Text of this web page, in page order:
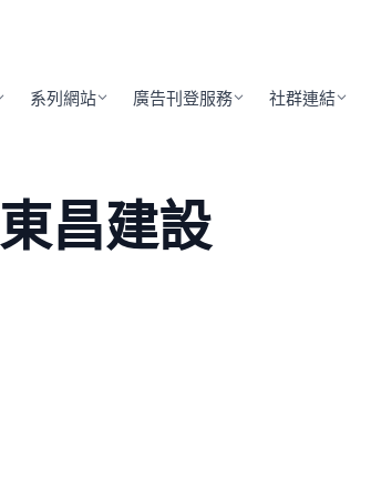
系列網站 廣告刊登服務 社群連結
東昌建設